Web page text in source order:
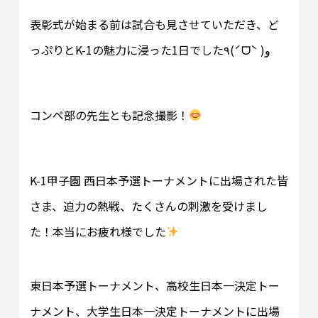
表彰式が始まる前は試合も見させていただき、ど
っぷりとK-1の魅力に浸った1日でした٩(ˊᗜˋ )و
コンペ部の先生とも記念撮影！
K-1甲子園 西日本予選トーナメントに出場された皆
さま、迫力の熱戦、たくさんの刺激を受けまし
た！本当にお疲れ様でした
東日本予選トーナメント、高校生日本一決定トー
ナメント、大学生日本一決定トーナメントに出場